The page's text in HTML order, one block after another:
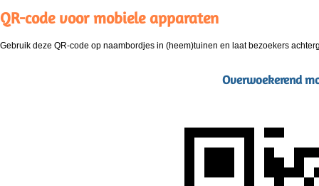
QR-code voor mobiele apparaten
Gebruik deze QR-code op naambordjes in (heem)tuinen en laat bezoekers
Overwoekerend